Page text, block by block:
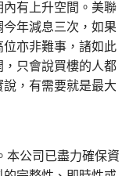
有上升空間。美聯
年減息三次，如果
亦非難事，諸如此
只會說買樓的人都
，有需要就是最大
本公司已盡力確保資